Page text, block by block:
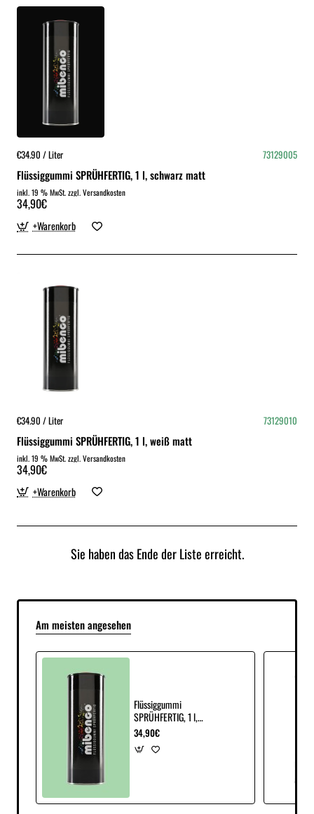
€34.90 / Liter 73129005
Flüssiggummi SPRÜHFERTIG, 1 l, schwarz matt
inkl. 19 % MwSt. zzgl. Versandkosten
34,90€
+Warenkorb
€34.90 / Liter 73129010
Flüssiggummi SPRÜHFERTIG, 1 l, weiß matt
inkl. 19 % MwSt. zzgl. Versandkosten
34,90€
+Warenkorb
Sie haben das Ende der Liste erreicht.
Am meisten angesehen
Flüssiggummi
SPRÜHFERTIG, 1 l,
weißgrün matt
34,90€